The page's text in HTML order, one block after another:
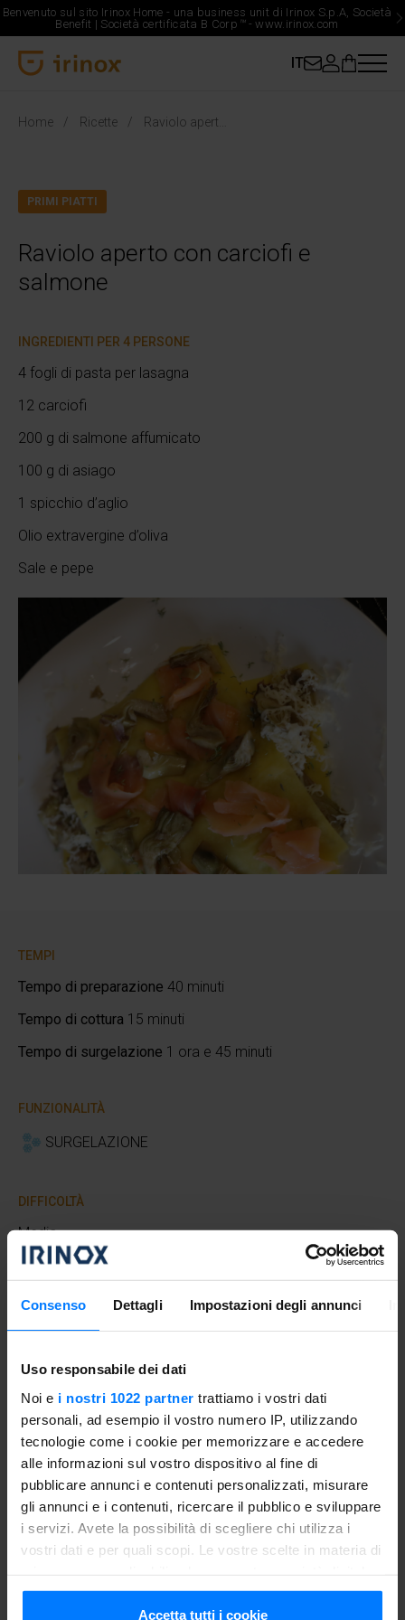
Consenso Dettagli Impostazioni degli annunci
Uso responsabile dei dati
Noi e i nostri 1022 partner trattiamo i vostri dati
personali, ad esempio il vostro numero IP, utilizzando
tecnologie come i cookie per memorizzare e accedere
alle informazioni sul vostro dispositivo al fine di
pubblicare annunci e contenuti personalizzati, misurare
gli annunci e i contenuti, ricercare il pubblico e sviluppare
i servizi. Avete la possibilità di scegliere chi utilizza i
vostri dati e per quali scopi. Le vostre scelte in materia di
in cui avete effettuato le vostre scelte. È possibile
modificare o revocare il proprio consenso in qualsiasi
Accetta tutti i cookie
Benvenuto sul sito Irinox Home - una business unit di Irinox S.p.A, Società
Benefit | Società certificata B Corp ™-www.irinox.com
IT
Home Ricette
PRIMI PIATTI
Raviolo aperto con carciofi e
salmone
INGREDIENTI PER 4 PERSONE
4 fogli di pasta per lasagna
12 carciofi
200 g di salmone affumicato
100 g di asiago
1 spicchio d’aglio
Olio extravergine d’oliva
Sale e pepe
TEMPI
Tempo di preparazione 40 minuti
Tempo di cottura 15 minuti
Tempo di surgelazione 1 ora e 45 minuti
FUNZIONALITÀ
SURGELAZIONE
DIFFICOLTÀ
Media
Procedimento
FASE DI PREPARAZIONE CARCIOFI
Togliere le foglie esterne dei carciofi, tagliarli a metà,
eliminare la barbetta centrale e tagliarli a fette sottili.
Cucinarli in padella con un filo d’olio ed uno spicchio
d’aglio per pochi minuti regolando di sale e di pepe.
FASE DI PREPARAZIONE RAVIOLO
Tagliare a metà i fogli di lasagna, adagiare sopra 4 fogli i
carciofi saltati, aggiungere l’asiago grattugiato e coprire
una quindicina di minuti.